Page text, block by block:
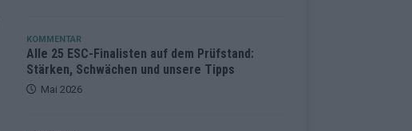
KOMMENTAR
Alle 25 ESC-Finalisten auf dem Prüfstand:
Stärken, Schwächen und unsere Tipps
Mai 2026